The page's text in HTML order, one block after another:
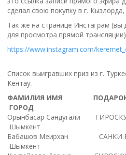
сделал свою покупку в г.
Так же на странице Инстаграм
для просмотра прямой трансляции)
https://www.instagram.com/
Список выигравших приз из г.
Кентау.
ФАМИЛИЯ ИМЯ
ГОРОД
Орынбасар Сандугали
Шымкент
Бабашов Меирхан САНКИ
Шымкент